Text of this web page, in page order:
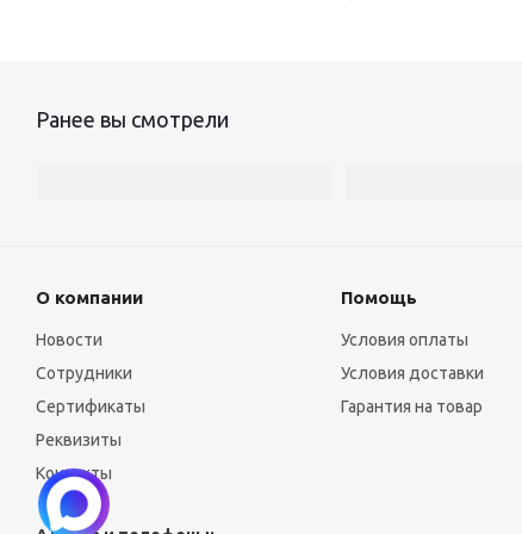
Ранее вы смотрели
О компании
Новости
Сотрудники
Сертификаты
Реквизиты
Контакты
Помощь
Условия оплаты
Условия доставки
Гарантия на товар